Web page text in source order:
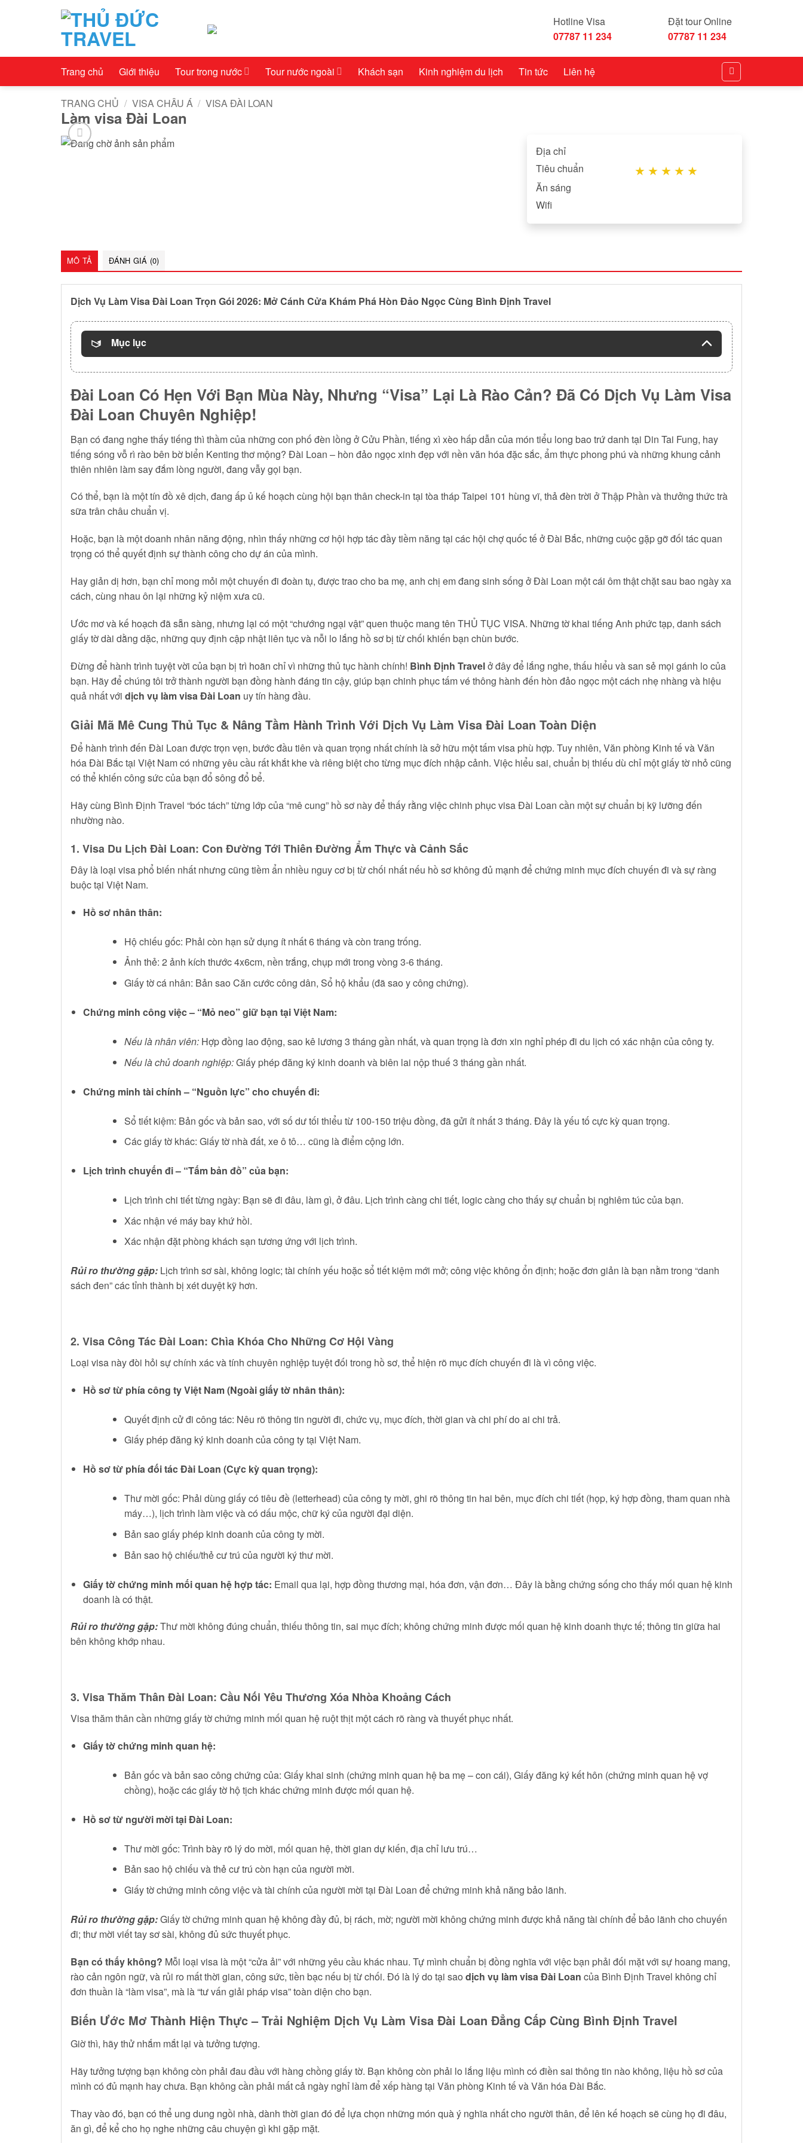
Hotline Visa
07787 11 234
Đặt tour Online
07787 11 234
Trang chủ Giới thiệu Tour trong nước Tour nước ngoài Khách sạn Kinh nghiệm du lịch Tin tức Liên hệ
TRANG CHỦ / VISA CHÂU Á / VISA ĐÀI LOAN
Làm visa Đài Loan
Địa chỉ
Tiêu chuẩn
★ ★ ★ ★ ★
Ăn sáng
Wifi
MÔ TẢ ĐÁNH GIÁ (0)
Dịch Vụ Làm Visa Đài Loan Trọn Gói 2026: Mở Cánh Cửa Khám Phá Hòn Đảo Ngọc Cùng Bình Định Travel
Mục lục
Đài Loan Có Hẹn Với Bạn Mùa Này, Nhưng “Visa” Lại Là Rào Cản? Đã Có Dịch Vụ Làm Visa
Đài Loan Chuyên Nghiệp!
Bạn có đang nghe thấy tiếng thì thầm của những con phố đèn lồng ở Cửu Phần, tiếng xì xèo hấp dẫn của món tiểu long bao trứ danh tại Din Tai Fung, hay
tiếng sóng vỗ rì rào bên bờ biển Kenting thơ mộng? Đài Loan – hòn đảo ngọc xinh đẹp với nền văn hóa đặc sắc, ẩm thực phong phú và những khung cảnh
thiên nhiên làm say đắm lòng người, đang vẫy gọi bạn.
Có thể, bạn là một tín đồ xê dịch, đang ấp ủ kế hoạch cùng hội bạn thân check-in tại tòa tháp Taipei 101 hùng vĩ, thả đèn trời ở Thập Phần và thưởng thức trà
sữa trân châu chuẩn vị.
Hoặc, bạn là một doanh nhân năng động, nhìn thấy những cơ hội hợp tác đầy tiềm năng tại các hội chợ quốc tế ở Đài Bắc, những cuộc gặp gỡ đối tác quan
trọng có thể quyết định sự thành công cho dự án của mình.
Hay giản dị hơn, bạn chỉ mong mỏi một chuyến đi đoàn tụ, được trao cho ba mẹ, anh chị em đang sinh sống ở Đài Loan một cái ôm thật chặt sau bao ngày xa
cách, cùng nhau ôn lại những kỷ niệm xưa cũ.
Ước mơ và kế hoạch đã sẵn sàng, nhưng lại có một “chướng ngại vật” quen thuộc mang tên THỦ TỤC VISA. Những tờ khai tiếng Anh phức tạp, danh sách
giấy tờ dài dằng dặc, những quy định cập nhật liên tục và nỗi lo lắng hồ sơ bị từ chối khiến bạn chùn bước.
Đừng để hành trình tuyệt vời của bạn bị trì hoãn chỉ vì những thủ tục hành chính! Bình Định Travelở đây để lắng nghe, thấu hiểu và san sẻ mọi gánh lo của
bạn. Hãy để chúng tôi trở thành người bạn đồng hành đáng tin cậy, giúp bạn chinh phục tấm vé thông hành đến hòn đảo ngọc một cách nhẹ nhàng và hiệu
quả nhất với dịch vụ làm visa Đài Loan uy tín hàng đầu.
Giải Mã Mê Cung Thủ Tục & Nâng Tầm Hành Trình Với Dịch Vụ Làm Visa Đài Loan Toàn Diện
Để hành trình đến Đài Loan được trọn vẹn, bước đầu tiên và quan trọng nhất chính là sở hữu một tấm visa phù hợp. Tuy nhiên, Văn phòng Kinh tế và Văn
hóa Đài Bắc tại Việt Nam có những yêu cầu rất khắt khe và riêng biệt cho từng mục đích nhập cảnh. Việc hiểu sai, chuẩn bị thiếu dù chỉ một giấy tờ nhỏ cũng
có thể khiến công sức của bạn đổ sông đổ bể.
Hãy cùng Bình Định Travel “bóc tách” từng lớp của “mê cung” hồ sơ này để thấy rằng việc chinh phục visa Đài Loan cần một sự chuẩn bị kỹ lưỡng đến
nhường nào.
1. Visa Du Lịch Đài Loan: Con Đường Tới Thiên Đường Ẩm Thực và Cảnh Sắc
Đây là loại visa phổ biến nhất nhưng cũng tiềm ẩn nhiều nguy cơ bị từ chối nhất nếu hồ sơ không đủ mạnh để chứng minh mục đích chuyến đi và sự ràng
buộc tại Việt Nam.
Hồ sơ nhân thân:
Hộ chiếu gốc: Phải còn hạn sử dụng ít nhất 6 tháng và còn trang trống.
Ảnh thẻ: 2 ảnh kích thước 4x6cm, nền trắng, chụp mới trong vòng 3-6 tháng.
Giấy tờ cá nhân: Bản sao Căn cước công dân, Sổ hộ khẩu (đã sao y công chứng).
Chứng minh công việc – “Mỏ neo” giữ bạn tại Việt Nam:
Nếu là nhân viên:Hợp đồng lao động, sao kê lương 3 tháng gần nhất, và quan trọng là đơn xin nghỉ phép đi du lịch có xác nhận của công ty.
Nếu là chủ doanh nghiệp:Giấy phép đăng ký kinh doanh và biên lai nộp thuế 3 tháng gần nhất.
Chứng minh tài chính – “Nguồn lực” cho chuyến đi:
Sổ tiết kiệm: Bản gốc và bản sao, với số dư tối thiểu từ 100-150 triệu đồng, đã gửi ít nhất 3 tháng. Đây là yếu tố cực kỳ quan trọng.
Các giấy tờ khác: Giấy tờ nhà đất, xe ô tô… cũng là điểm cộng lớn.
Lịch trình chuyến đi – “Tấm bản đồ” của bạn:
Lịch trình chi tiết từng ngày: Bạn sẽ đi đâu, làm gì, ở đâu. Lịch trình càng chi tiết, logic càng cho thấy sự chuẩn bị nghiêm túc của bạn.
Xác nhận vé máy bay khứ hồi.
Xác nhận đặt phòng khách sạn tương ứng với lịch trình.
Rủi ro thường gặp: Lịch trình sơ sài, không logic; tài chính yếu hoặc sổ tiết kiệm mới mở; công việc không ổn định; hoặc đơn giản là bạn nằm trong “danh
sách đen” các tỉnh thành bị xét duyệt kỹ hơn.
2. Visa Công Tác Đài Loan: Chìa Khóa Cho Những Cơ Hội Vàng
Loại visa này đòi hỏi sự chính xác và tính chuyên nghiệp tuyệt đối trong hồ sơ, thể hiện rõ mục đích chuyến đi là vì công việc.
Hồ sơ từ phía công ty Việt Nam (Ngoài giấy tờ nhân thân):
Quyết định cử đi công tác: Nêu rõ thông tin người đi, chức vụ, mục đích, thời gian và chi phí do ai chi trả.
Giấy phép đăng ký kinh doanh của công ty tại Việt Nam.
Hồ sơ từ phía đối tác Đài Loan (Cực kỳ quan trọng):
Thư mời gốc: Phải dùng giấy có tiêu đề (letterhead) của công ty mời, ghi rõ thông tin hai bên, mục đích chi tiết (họp, ký hợp đồng, tham quan nhà
máy…), lịch trình làm việc và có dấu mộc, chữ ký của người đại diện.
Bản sao giấy phép kinh doanh của công ty mời.
Bản sao hộ chiếu/thẻ cư trú của người ký thư mời.
Giấy tờ chứng minh mối quan hệ hợp tác: Email qua lại, hợp đồng thương mại, hóa đơn, vận đơn… Đây là bằng chứng sống cho thấy mối quan hệ kinh
doanh là có thật.
Rủi ro thường gặp:Thư mời không đúng chuẩn, thiếu thông tin, sai mục đích; không chứng minh được mối quan hệ kinh doanh thực tế; thông tin giữa hai
bên không khớp nhau.
3. Visa Thăm Thân Đài Loan: Cầu Nối Yêu Thương Xóa Nhòa Khoảng Cách
Visa thăm thân cần những giấy tờ chứng minh mối quan hệ ruột thịt một cách rõ ràng và thuyết phục nhất.
Giấy tờ chứng minh quan hệ:
Bản gốc và bản sao công chứng của: Giấy khai sinh (chứng minh quan hệ ba mẹ – con cái), Giấy đăng ký kết hôn (chứng minh quan hệ vợ
chồng), hoặc các giấy tờ hộ tịch khác chứng minh được mối quan hệ.
Hồ sơ từ người mời tại Đài Loan:
Thư mời gốc: Trình bày rõ lý do mời, mối quan hệ, thời gian dự kiến, địa chỉ lưu trú…
Bản sao hộ chiếu và thẻ cư trú còn hạn của người mời.
Giấy tờ chứng minh công việc và tài chính của người mời tại Đài Loan để chứng minh khả năng bảo lãnh.
Rủi ro thường gặp:Giấy tờ chứng minh quan hệ không đầy đủ, bị rách, mờ; người mời không chứng minh được khả năng tài chính để bảo lãnh cho chuyến
đi; thư mời viết tay sơ sài, không đủ sức thuyết phục.
Bạn có thấy không? Mỗi loại visa là một “cửa ải” với những yêu cầu khác nhau. Tự mình chuẩn bị đồng nghĩa với việc bạn phải đối mặt với sự hoang mang,
rào cản ngôn ngữ, và rủi ro mất thời gian, công sức, tiền bạc nếu bị từ chối. Đó là lý do tại sao dịch vụ làm visa Đài Loan của Bình Định Travel không chỉ
đơn thuần là “làm visa”, mà là “tư vấn giải pháp visa” toàn diện cho bạn.
Biến Ước Mơ Thành Hiện Thực – Trải Nghiệm Dịch Vụ Làm Visa Đài Loan Đẳng Cấp Cùng Bình Định Travel
Giờ thì, hãy thử nhắm mắt lại và tưởng tượng.
Hãy tưởng tượng bạn không còn phải đau đầu với hàng chồng giấy tờ. Bạn không còn phải lo lắng liệu mình có điền sai thông tin nào không, liệu hồ sơ của
mình có đủ mạnh hay chưa. Bạn không cần phải mất cả ngày nghỉ làm để xếp hàng tại Văn phòng Kinh tế và Văn hóa Đài Bắc.
Thay vào đó, bạn có thể ung dung ngồi nhà, dành thời gian đó để lựa chọn những món quà ý nghĩa nhất cho người thân, để lên kế hoạch sẽ cùng họ đi đâu,
ăn gì, để kể cho họ nghe những câu chuyện gì khi gặp mặt.